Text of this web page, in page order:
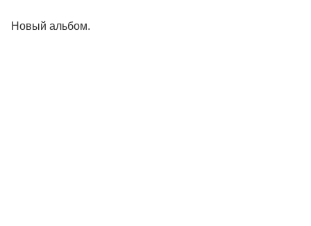
Новый альбом.